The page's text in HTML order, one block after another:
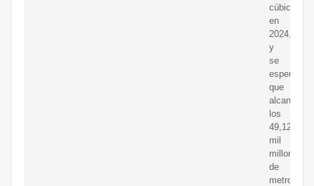
cúbicos
en
2024,
y
se
espera
que
alcance
los
49,12
mil
millones
de
metros